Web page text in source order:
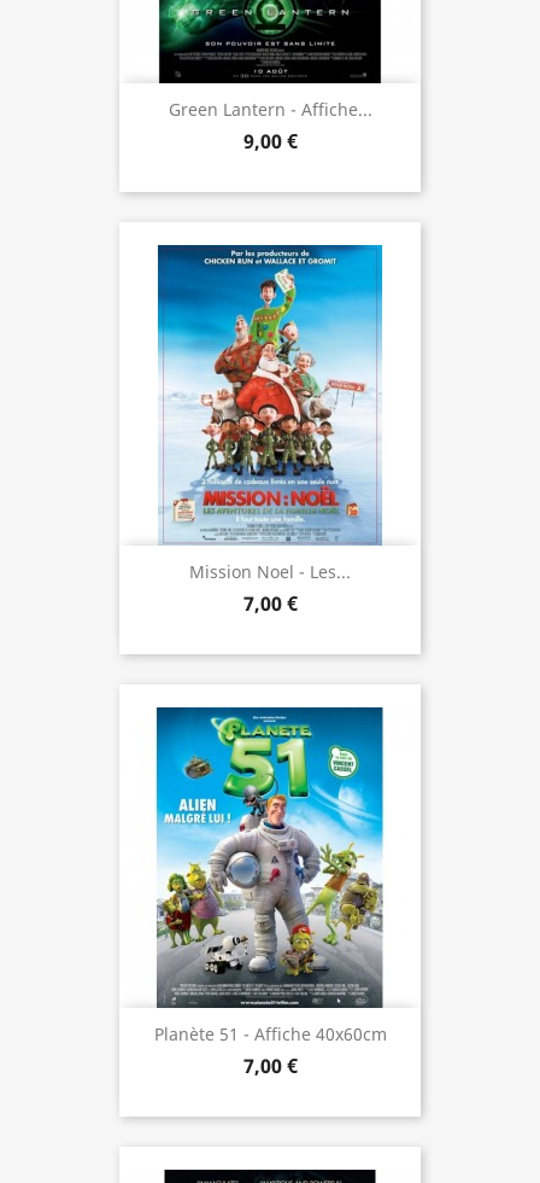
Green Lantern - Affiche...
9,00 €
Mission Noel - Les...
7,00 €
Planète 51 - Affiche 40x60cm
7,00 €